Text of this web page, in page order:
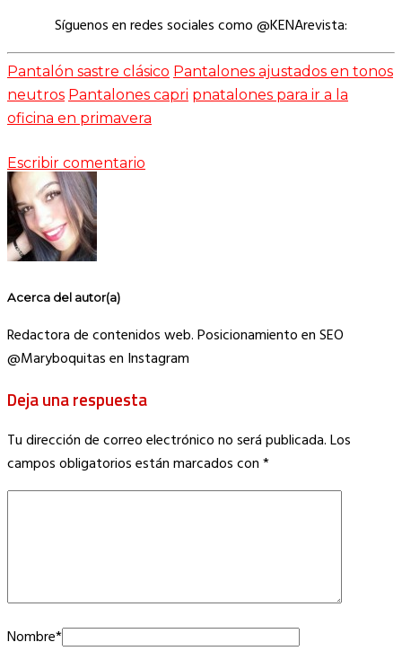
Síguenos en redes sociales como @KENArevista:
Pantalón sastre clásico Pantalones ajustados en tonos
neutros Pantalones capri pnatalones para ir a la
oficina en primavera
Escribir comentario
Acerca del autor(a)
Redactora de contenidos web. Posicionamiento en SEO
@Maryboquitas en Instagram
Deja una respuesta
Tu dirección de correo electrónico no será publicada.Los
campos obligatorios están marcados con*
Nombre*